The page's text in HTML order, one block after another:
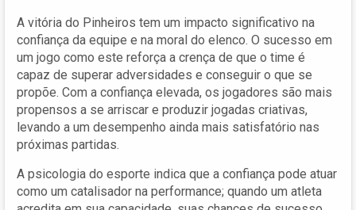
A vitória do Pinheiros tem um impacto significativo na
confiança da equipe e na moral do elenco. O sucesso em
um jogo como este reforça a crença de que o time é
capaz de superar adversidades e conseguir o que se
propõe. Com a confiança elevada, os jogadores são mais
propensos a se arriscar e produzir jogadas criativas,
levando a um desempenho ainda mais satisfatório nas
próximas partidas.
A psicologia do esporte indica que a confiança pode atuar
como um catalisador na performance; quando um atleta